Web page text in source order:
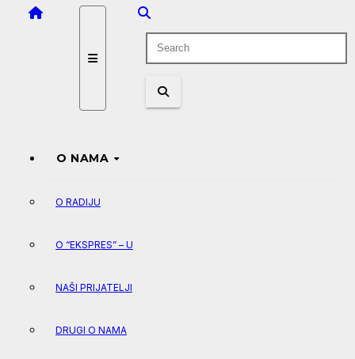
O NAMA
O RADIJU
O “EKSPRES” – U
NAŠI PRIJATELJI
DRUGI O NAMA